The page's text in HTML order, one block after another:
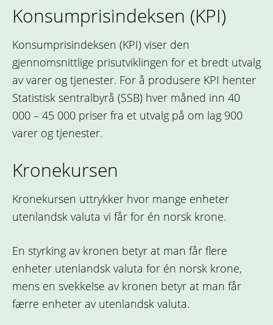
Konsumprisindeksen (KPI)
Konsumprisindeksen (KPI) viser den
gjennomsnittlige prisutviklingen for et bredt utvalg
av varer og tjenester. For å produsere KPI henter
Statistisk sentralbyrå (SSB) hver måned inn 40
000 – 45 000 priser fra et utvalg på om lag 900
varer og tjenester.
Kronekursen
Kronekursen uttrykker hvor mange enheter
utenlandsk valuta vi får for én norsk krone.
En styrking av kronen betyr at man får flere
enheter utenlandsk valuta for én norsk krone,
mens en svekkelse av kronen betyr at man får
færre enheter av utenlandsk valuta.